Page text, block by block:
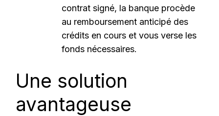
contrat signé, la banque procède
au remboursement anticipé des
crédits en cours et vous verse les
fonds nécessaires.
Une solution
avantageuse